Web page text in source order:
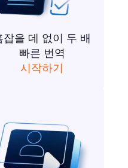
잡을 데 없이 두 배
빠른 번역
시작하기